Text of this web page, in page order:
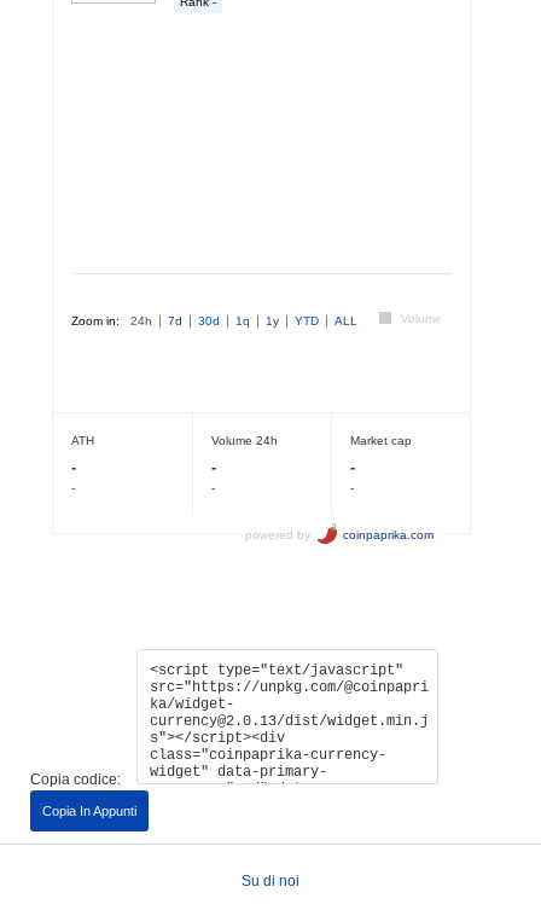
Copia codice:
Copia In Appunti
Su di noi